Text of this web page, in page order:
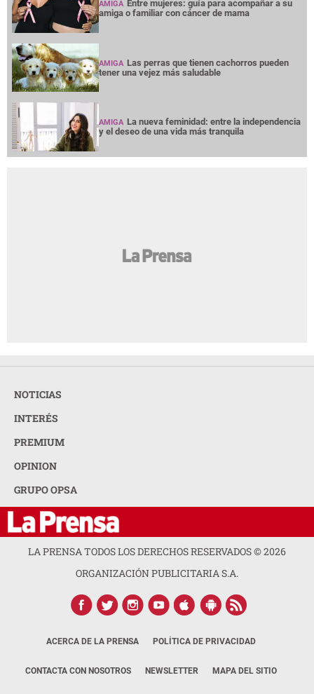
AMIGA Entre mujeres: guía para acompañar a su
amiga o familiar con cáncer de mama
AMIGA Las perras que tienen cachorros pueden
tener una vejez más saludable
AMIGA La nueva feminidad: entre la independencia
y el deseo de una vida más tranquila
NOTICIAS
INTERÉS
PREMIUM
OPINION
GRUPO OPSA
LA PRENSA TODOS LOS DERECHOS RESERVADOS ©2026
ORGANIZACIÓN PUBLICITARIA S.A.
ACERCA DE LA PRENSA POLÍTICA DE PRIVACIDAD
CONTACTA CON NOSOTROS NEWSLETTER MAPA DEL SITIO